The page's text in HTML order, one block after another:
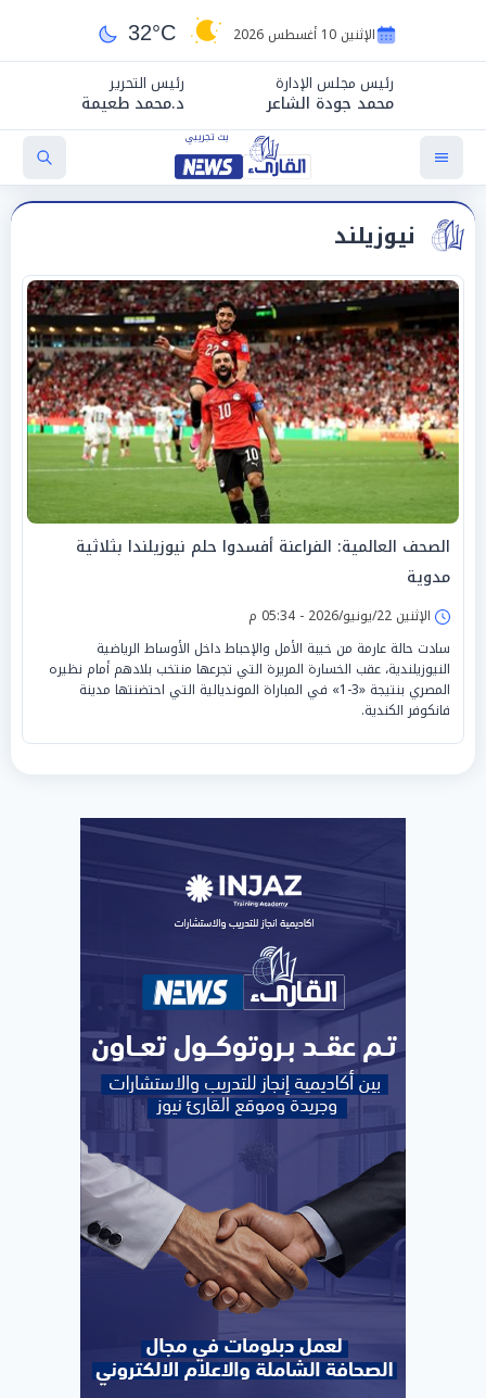
الإثنين 10 أغسطس 2026 32°C
رئيس مجلس الإدارة
محمد جودة الشاعر
رئيس التحرير
د.محمد طعيمة
نيوزيلند
الصحف العالمية: الفراعنة أفسدوا حلم نيوزيلندا بثلاثية
مدوية
الإثنين 22/يونيو/2026 - 05:34 م
سادت حالة عارمة من خيبة الأمل والإحباط داخل الأوساط الرياضية
النيوزيلندية، عقب الخسارة المريرة التي تجرعها منتخب بلادهم أمام نظيره
المصري بنتيجة «3-1» في المباراة المونديالية التي احتضنتها مدينة
فانكوفر الكندية.